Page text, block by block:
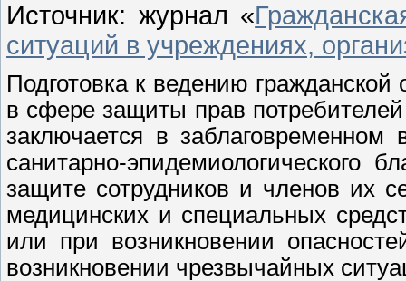
Источник: журнал «
ситуаций в учреждениях,
Подготовка к ведению
в сфере защиты прав
заключается в
санитарно-эпидемиологического
защите сотрудников и членов их
медицинских и специальных
или при возникновении
возникновении чрезвычайных